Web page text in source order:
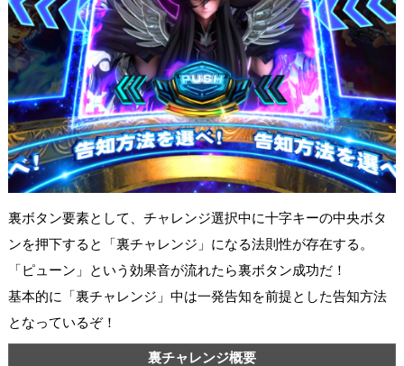
裏ボタン要素として、チャレンジ選択中に十字キーの中央ボタ
ンを押下すると「裏チャレンジ」になる法則性が存在する。
「ピューン」という効果音が流れたら裏ボタン成功だ！
基本的に「裏チャレンジ」中は一発告知を前提とした告知方法
となっているぞ！
裏チャレンジ概要